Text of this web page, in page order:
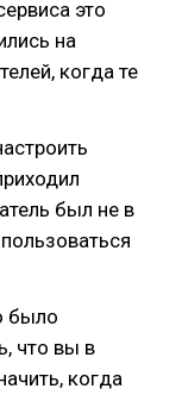
это
на
когда те
был не в
было
что вы в
когда